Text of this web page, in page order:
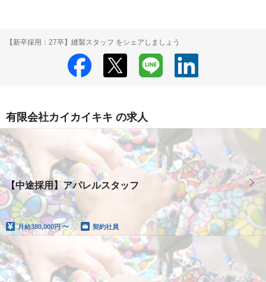
【新卒採用：27卒】縫製スタッフ をシェアしましょう
有限会社カイカイキキ の求人
【中途採用】アパレルスタッフ
月給380,000円 〜 契約社員